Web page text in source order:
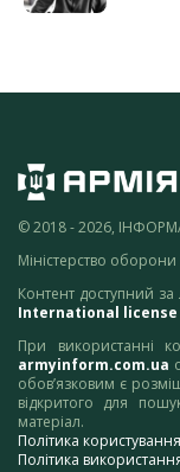
© 2018 - 2026,
Міністерство оборони
Контент доступний за
International license
При використанні
armyinform.com.ua
обов’язковим є
відкритого для
матеріал.
Політика
Політика